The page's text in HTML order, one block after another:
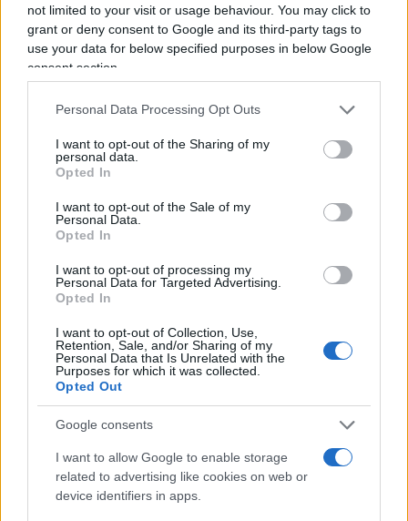
not limited to your visit or usage behaviour. You may click to
grant or deny consent to Google and its third-party tags to
use your data for below specified purposes in below Google
consent section.
Personal Data Processing Opt Outs
I want to opt-out of the Sharing of my
personal data.
Opted In
I want to opt-out of the Sale of my
Personal Data.
Opted In
I want to opt-out of processing my
Personal Data for Targeted Advertising.
Opted In
I want to opt-out of Collection, Use,
Retention, Sale, and/or Sharing of my
Personal Data that Is Unrelated with the
Purposes for which it was collected.
Opted Out
Google consents
I want to allow Google to enable storage
related to advertising like cookies on web or
device identifiers in apps.
diritti derivanti allo Stato membro in questione
dall’applicazione dei trattati’ (ex-7 Teu e che
abbiamo appena visto). Una mera procedura di
‘dialogo’, uno ‘strumento preventivo’ che,
ovviamente, “non impedisce alla Commissione di
esercitare i poteri conferitile dall’articolo 258 del
Tfue … né impedisce l’attivazione diretta dei
meccanismi previsti dall’articolo 7 del Tue”, cioè
gli unici due rimedi consentiti dai Trattati. Così la
Commissione: “Pur non escludendo future
quadro si fonda sulle competenze conferite alla
Commissione dai trattati vigenti”, “rappresenta il
contributo della Commissione al rafforzamento
della capacità dell’Ue di garantire una tutela
efficace e uniforme dello Stato di diritto”. Leggi:
altro non possiamo fare.
In sei anni, l’unico risultato di questa particolare
procedura è stato figliare un ennesimo papello
“Relazione sullo Stato di diritto